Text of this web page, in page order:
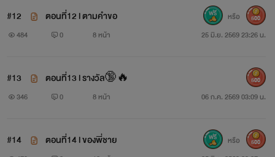
#12 ตอนที่12 l ตามคำขอ
484 0 8 หน้า 25 มิ.ย. 2569 23:26 น.
หรือ 500
#13 ตอนที่13 l รางวัล🔞🔥
346 0 8 หน้า 06 ก.ค. 2569 03:09 น.
500
#14 ตอนที่14 l ของพี่ชาย หรือ 500